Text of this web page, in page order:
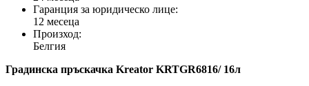
Гаранция за юридическо лице:
12 месеца
Произход:
Белгия
Градинска пръскачка Kreator KRTGR6816/ 16л